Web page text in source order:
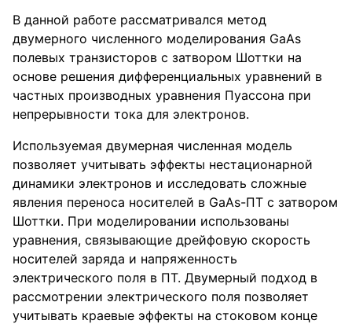
В данной работе рассматривался метод
двумерного численного моделирования GaAs
полевых транзисторов с затвором Шоттки на
основе решения дифференциальных уравнений в
частных производных уравнения Пуассона при
непрерывности тока для электронов.
Используемая двумерная численная модель
позволяет учитывать эффекты нестационарной
динамики электронов и исследовать сложные
явления переноса носителей в GaAs-ПТ с затвором
Шоттки. При моделировании использованы
уравнения, связывающие дрейфовую скорость
носителей заряда и напряженность
электрического поля в ПТ. Двумерный подход в
рассмотрении электрического поля позволяет
учитывать краевые эффекты на стоковом конце